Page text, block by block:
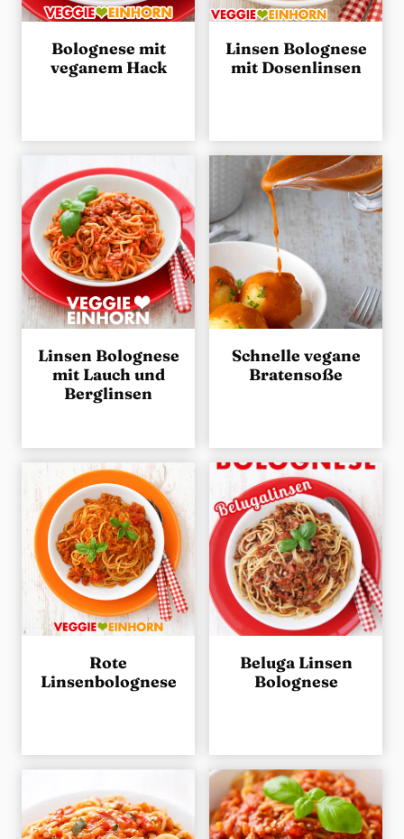
Bolognese mit
veganem Hack
Linsen Bolognese
mit Dosenlinsen
Linsen Bolognese
mit Lauch und
Berglinsen
Schnelle vegane
Bratensoße
Rote
Linsenbolognese
Beluga Linsen
Bolognese